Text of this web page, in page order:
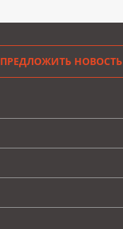
ПРЕДЛОЖИТЬ НОВОСТЬ